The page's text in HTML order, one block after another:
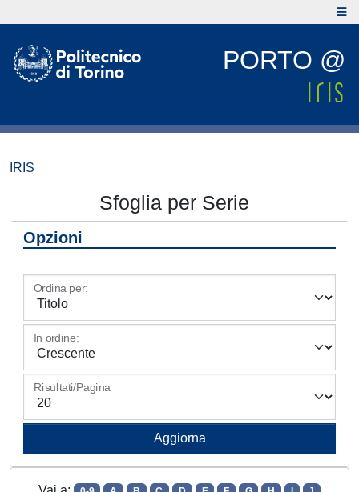
PORTO @
IRIS
Sfoglia per Serie
Opzioni
Ordina per:
In ordine:
Risultati/Pagina